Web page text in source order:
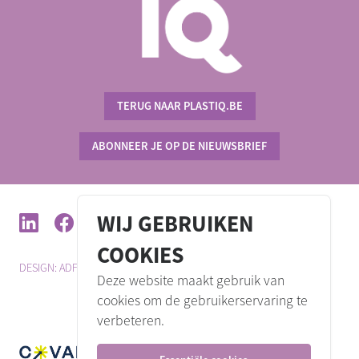
TERUG NAAR PLASTIQ.BE
ABONNEER JE OP DE NIEUWSBRIEF
DESIGN: ADFUN.BE DEVELOPMENT: VULPO
WIJ GEBRUIKEN
COOKIES
Deze website maakt gebruik van
cookies om de gebruikerservaring te
verbeteren.